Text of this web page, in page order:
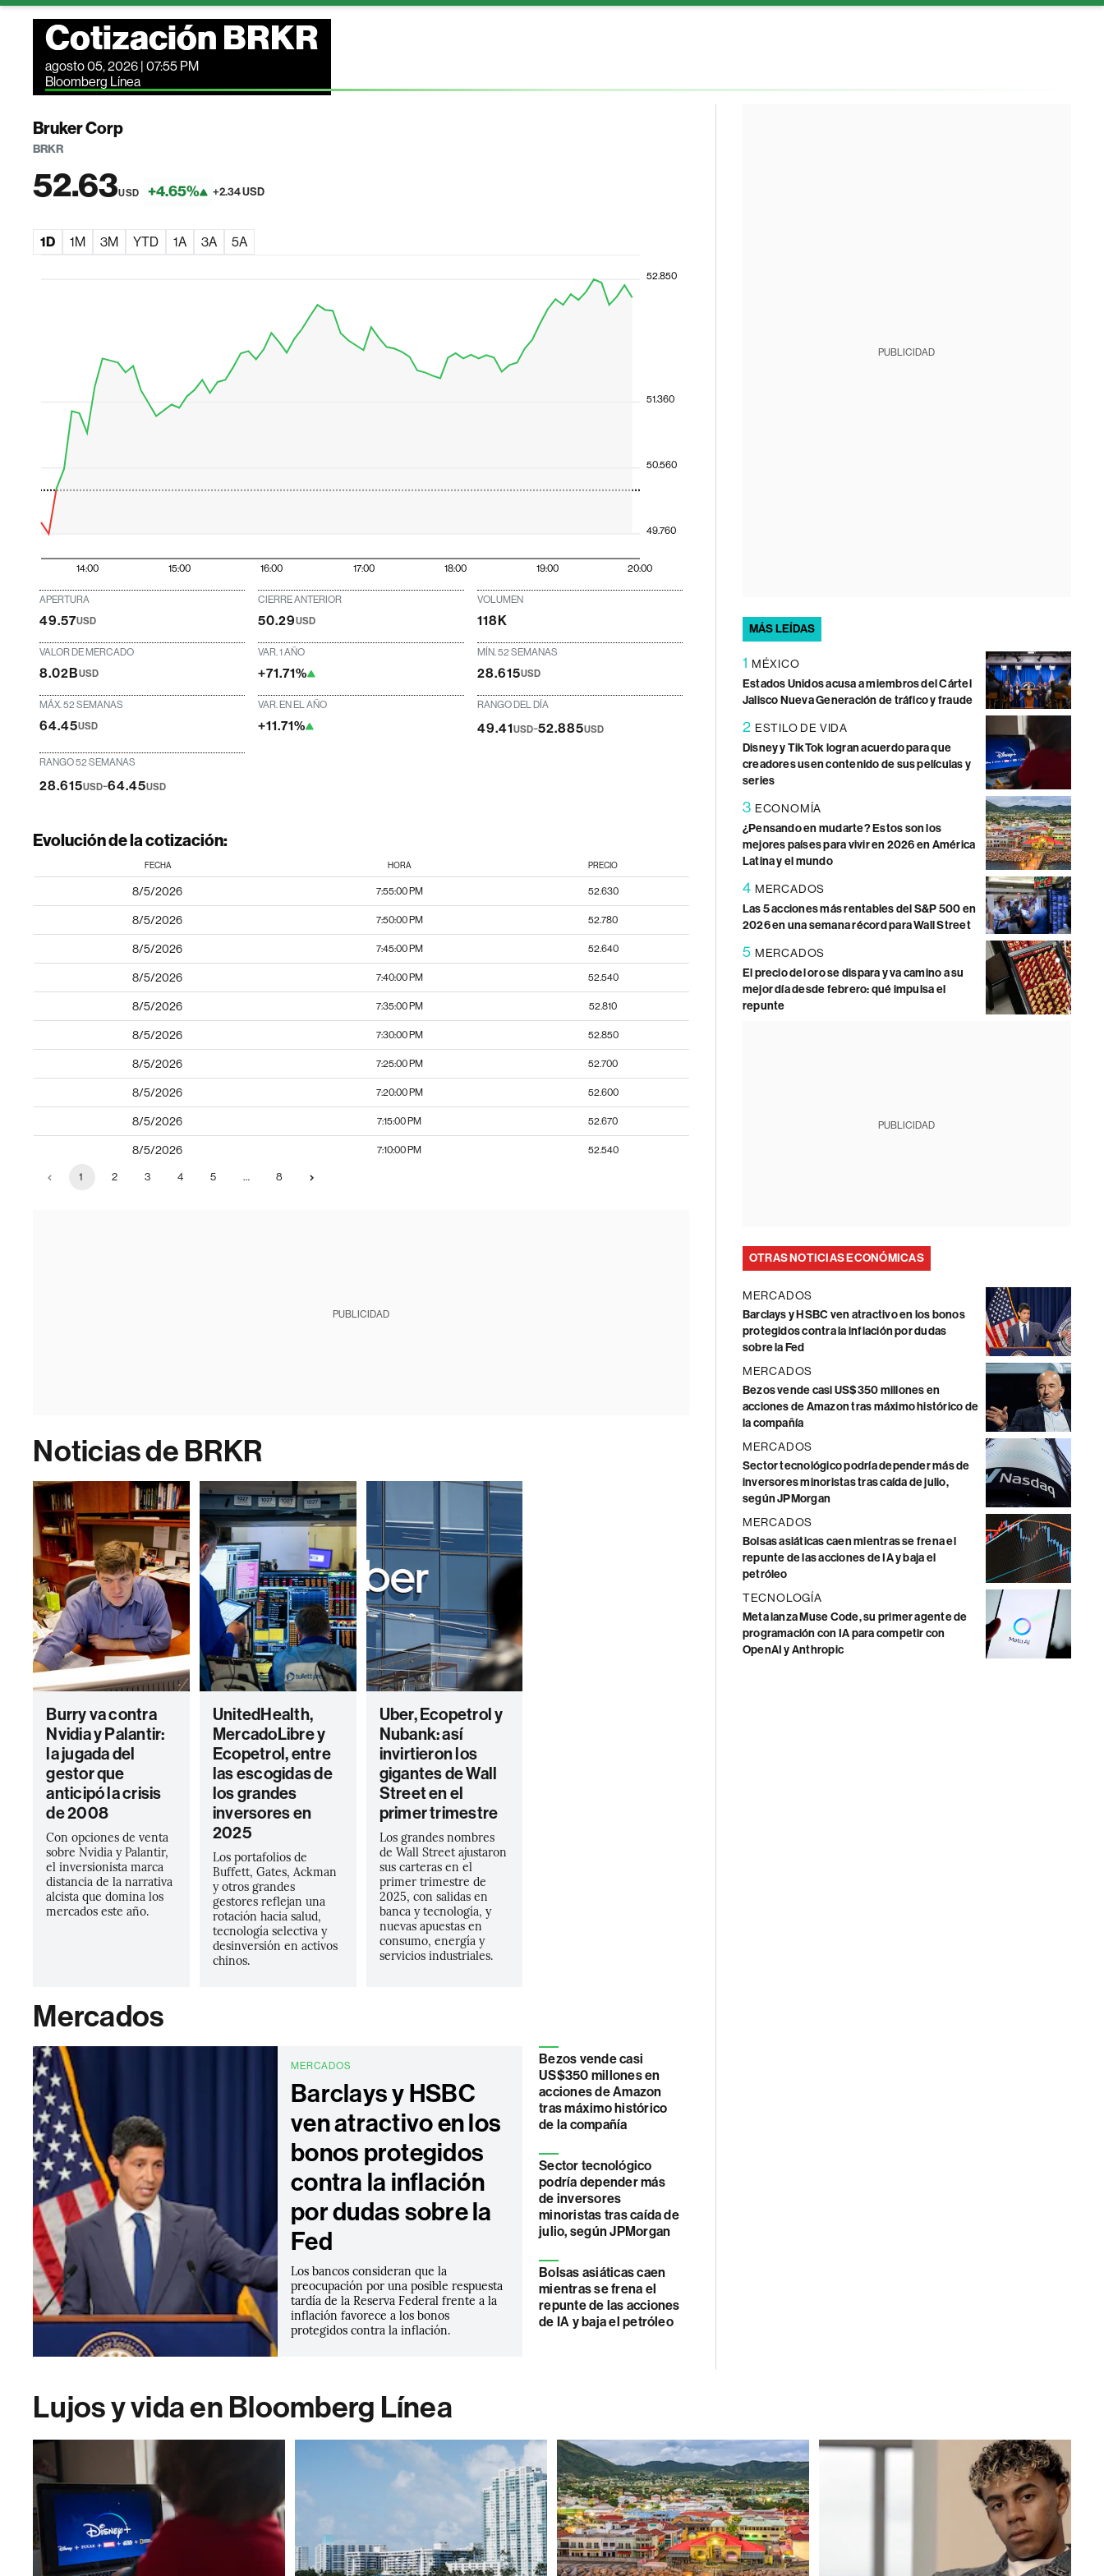
Cotización BRKR
agosto 05, 2026 | 07:55 PM
Bloomberg Línea
Bruker Corp
BRKR
52.63USD +4.65% +2.34 USD
1D 1M 3M YTD 1A 3A 5A
14:00 15:00 16:00 17:00 18:00 19:00 20:00
49.760
50.560
51.360
52.850
APERTURA
49.57USD
CIERRE ANTERIOR
50.29USD
VOLUMEN
118K
VALOR DE MERCADO
8.02BUSD
VAR. 1 AÑO
+71.71%
MÍN. 52 SEMANAS
28.615USD
MÁX. 52 SEMANAS
64.45USD
VAR. EN EL AÑO
+11.71%
RANGO DEL DÍA
49.41USD-52.885USD
RANGO 52 SEMANAS
28.615USD-64.45USD
Evolución de la cotización:
FECHA HORA PRECIO
8/5/2026 7:55:00 PM 52.630
8/5/2026 7:50:00 PM 52.780
8/5/2026 7:45:00 PM 52.640
8/5/2026 7:40:00 PM 52.540
8/5/2026 7:35:00 PM 52.810
8/5/2026 7:30:00 PM 52.850
8/5/2026 7:25:00 PM 52.700
8/5/2026 7:20:00 PM 52.600
8/5/2026 7:15:00 PM 52.670
8/5/2026 7:10:00 PM 52.540
1 2 3 4 5 … 8
PUBLICIDAD
Noticias de BRKR
Burry va contra
Nvidia y Palantir:
la jugada del
gestor que
anticipó la crisis
de 2008
Con opciones de venta
sobre Nvidia y Palantir,
el inversionista marca
distancia de la narrativa
alcista que domina los
mercados este año.
UnitedHealth,
MercadoLibre y
Ecopetrol, entre
las escogidas de
los grandes
inversores en
2025
Los portafolios de
Buffett, Gates, Ackman
y otros grandes
gestores reflejan una
rotación hacia salud,
tecnología selectiva y
desinversión en activos
chinos.
Uber, Ecopetrol y
Nubank: así
invirtieron los
gigantes de Wall
Street en el
primer trimestre
Los grandes nombres
de Wall Street ajustaron
sus carteras en el
primer trimestre de
2025, con salidas en
banca y tecnología, y
nuevas apuestas en
consumo, energía y
servicios industriales.
Mercados
MERCADOS
Barclays y HSBC
ven atractivo en los
bonos protegidos
contra la inflación
por dudas sobre la
Fed
Los bancos consideran que la
preocupación por una posible respuesta
tardía de la Reserva Federal frente a la
inflación favorece a los bonos
protegidos contra la inflación.
Bezos vende casi
US$350 millones en
acciones de Amazon
tras máximo histórico
de la compañía
Sector tecnológico
podría depender más
de inversores
minoristas tras caída de
julio, según JPMorgan
Bolsas asiáticas caen
mientras se frena el
repunte de las acciones
de IA y baja el petróleo
PUBLICIDAD
MÁS LEÍDAS
1 MÉXICO
Estados Unidos acusa a miembros del Cártel
Jalisco Nueva Generación de tráfico y fraude
2 ESTILO DE VIDA
Disney y TikTok logran acuerdo para que
creadores usen contenido de sus películas y
series
3 ECONOMÍA
¿Pensando en mudarte? Estos son los
mejores países para vivir en 2026 en América
Latina y el mundo
4 MERCADOS
Las 5 acciones más rentables del S&P 500 en
2026 en una semana récord para Wall Street
5 MERCADOS
El precio del oro se dispara y va camino a su
mejor día desde febrero: qué impulsa el
repunte
PUBLICIDAD
OTRAS NOTICIAS ECONÓMICAS
MERCADOS
Barclays y HSBC ven atractivo en los bonos
protegidos contra la inflación por dudas
sobre la Fed
MERCADOS
Bezos vende casi US$350 millones en
acciones de Amazon tras máximo histórico de
la compañía
MERCADOS
Sector tecnológico podría depender más de
inversores minoristas tras caída de julio,
según JPMorgan
MERCADOS
Bolsas asiáticas caen mientras se frena el
repunte de las acciones de IA y baja el
petróleo
TECNOLOGÍA
Meta lanza Muse Code, su primer agente de
programación con IA para competir con
OpenAI y Anthropic
Lujos y vida en Bloomberg Línea